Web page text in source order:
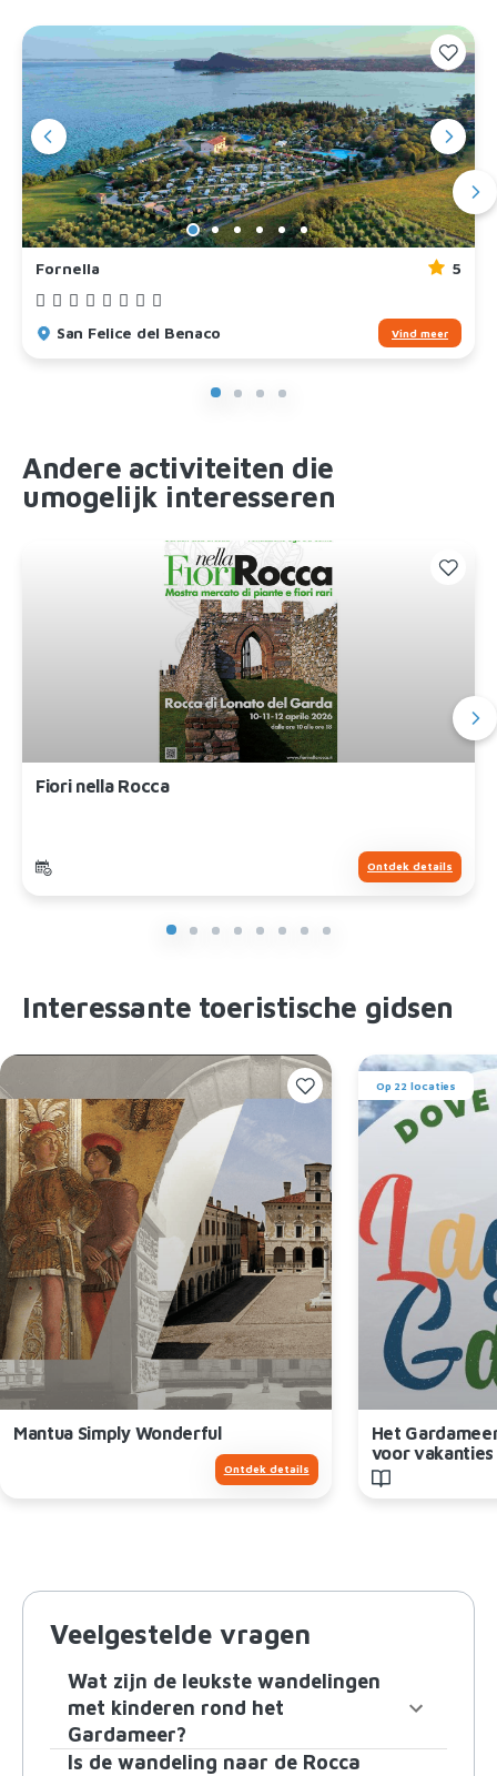
Fornella 5
San Felice del Benaco Vind meer
Andere activiteiten die
umogelijk interesseren
Fiori nella Rocca
Ontdek details
Interessante toeristische gidsen
Mantua Simply Wonderful
Ontdek details
Op 22 locaties
Het
voor
Veelgestelde vragen
Wat zijn de leukste wandelingen
met kinderen rond het
Gardameer?
Is de wandeling naar de Rocca